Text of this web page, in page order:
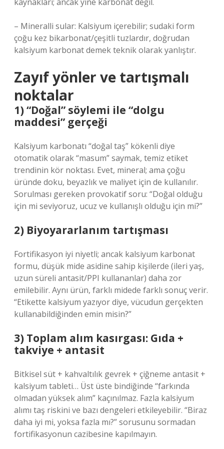
– Mineralli sular: Kalsiyum içerebilir; sudaki form
çoğu kez bikarbonat/çeşitli tuzlardır, doğrudan
kalsiyum karbonat demek teknik olarak yanlıştır.
Zayıf yönler ve tartışmalı
noktalar
1) “Doğal” söylemi ile “dolgu
maddesi” gerçeği
Kalsiyum karbonatı “doğal taş” kökenli diye
otomatik olarak “masum” saymak, temiz etiket
trendinin kör noktası. Evet, mineral; ama çoğu
üründe doku, beyazlık ve maliyet için de kullanılır.
Sorulması gereken provokatif soru: “Doğal olduğu
için mi seviyoruz, ucuz ve kullanışlı olduğu için mi?”
2) Biyoyararlanım tartışması
Fortifikasyon iyi niyetli; ancak kalsiyum karbonat
formu, düşük mide asidine sahip kişilerde (ileri yaş,
uzun süreli antasit/PPI kullananlar) daha zor
emilebilir. Aynı ürün, farklı midede farklı sonuç verir.
“Etikette kalsiyum yazıyor diye, vücudun gerçekten
kullanabildiğinden emin misin?”
3) Toplam alım kasırgası: Gıda +
takviye + antasit
Bitkisel süt + kahvaltılık gevrek + çiğneme antasit +
kalsiyum tableti… Üst üste bindiğinde “farkında
olmadan yüksek alım” kaçınılmaz. Fazla kalsiyum
alımı taş riskini ve bazı dengeleri etkileyebilir. “Biraz
daha iyi mi, yoksa fazla mı?” sorusunu sormadan
fortifikasyonun cazibesine kapılmayın.